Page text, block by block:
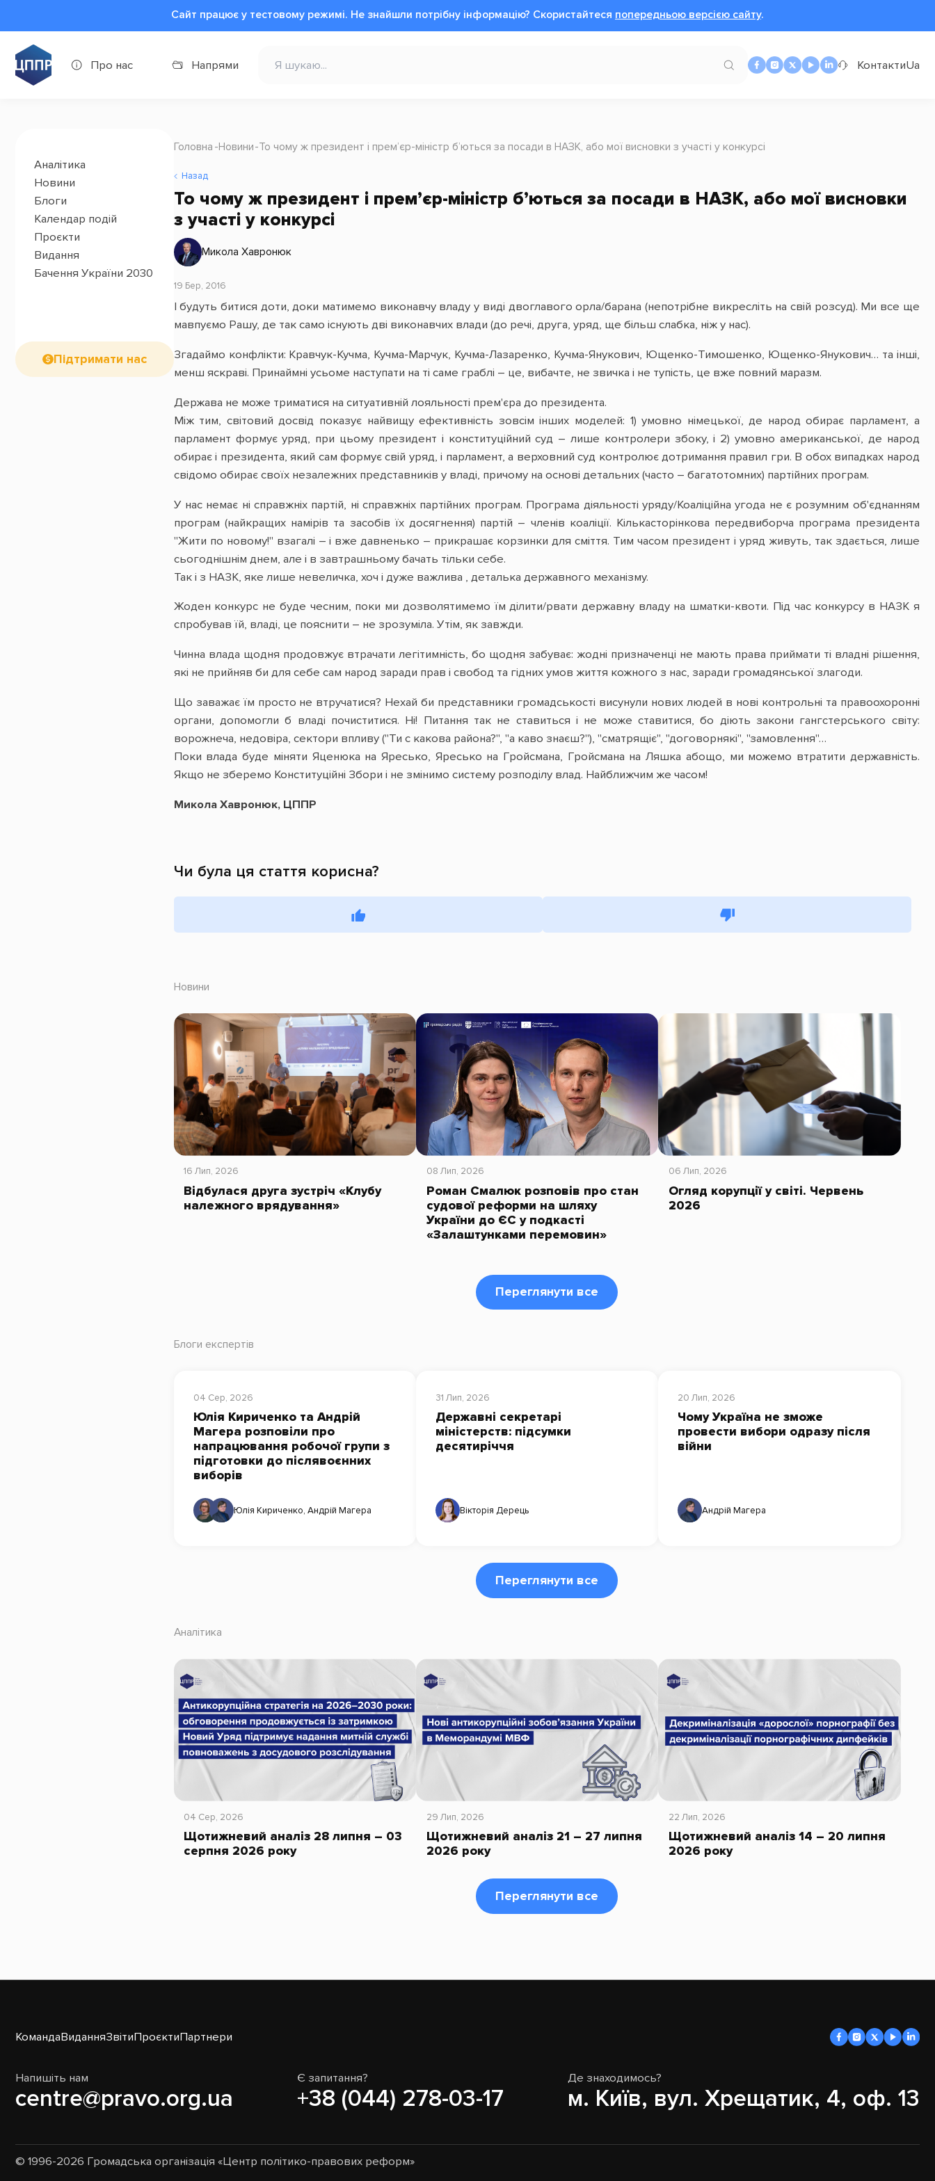
Сайт працює у тестовому режимі. Не знайшли потрібну інформацію? Cкористайтеся попередньою версією сайту.
Про нас Напрями КонтактиUa
Аналітика
Новини
Блоги
Календар подій
Проєкти
Видання
Бачення України 2030
Підтримати нас
Головна Новини То чому ж президент і прем’єр-міністр б’ються за посади в НАЗК, або мої висновки з участі у конкурсі
Назад
То чому ж президент і прем’єр-міністр б’ються за посади в НАЗК, або мої висновки
з участі у конкурсі
Микола Хавронюк
19 Бер, 2016
І будуть битися доти, доки матимемо виконавчу владу у виді двоглавого орла/барана (непотрібне викресліть на свій розсуд). Ми все ще
мавпуємо Рашу, де так само існують дві виконавчих влади (до речі, друга, уряд, ще більш слабка, ніж у нас).
Згадаймо конфлікти: Кравчук-Кучма, Кучма-Марчук, Кучма-Лазаренко, Кучма-Янукович, Ющенко-Тимошенко, Ющенко-Янукович… та інші,
менш яскраві. Принаймні усьоме наступати на ті саме граблі – це, вибачте, не звичка і не тупість, це вже повний маразм.
Держава не може триматися на ситуативній лояльності прем'єра до президента.
Між тим, світовий досвід показує найвищу ефективність зовсім інших моделей: 1) умовно німецької, де народ обирає парламент, а
парламент формує уряд, при цьому президент і конституційний суд – лише контролери збоку, і 2) умовно американської, де народ
обирає і президента, який сам формує свій уряд, і парламент, а верховний суд контролює дотримання правил гри. В обох випадках народ
свідомо обирає своїх незалежних представників у владі, причому на основі детальних (часто – багатотомних) партійних програм.
У нас немає ні справжніх партій, ні справжніх партійних програм. Програма діяльності уряду/Коаліційна угода не є розумним об'єднанням
програм (найкращих намірів та засобів їх досягнення) партій – членів коаліції. Кількасторінкова передвиборча програма президента
"Жити по новому!" взагалі – і вже давненько – прикрашає корзинки для сміття. Тим часом президент і уряд живуть, так здається, лише
сьогоднішнім днем, але і в завтрашньому бачать тільки себе.
Так і з НАЗК, яке лише невеличка, хоч і дуже важлива , деталька державного механізму.
Жоден конкурс не буде чесним, поки ми дозволятимемо їм ділити/рвати державну владу на шматки-квоти. Під час конкурсу в НАЗК я
спробував їй, владі, це пояснити – не зрозуміла. Утім, як завжди.
Чинна влада щодня продовжує втрачати легітимність, бо щодня забуває: жодні призначенці не мають права приймати ті владні рішення,
які не прийняв би для себе сам народ заради прав і свобод та гідних умов життя кожного з нас, заради громадянської злагоди.
Що заважає їм просто не втручатися? Нехай би представники громадськості висунули нових людей в нові контрольні та правоохоронні
органи, допомогли б владі почиститися. Ні! Питання так не ставиться і не може ставитися, бо діють закони гангстерського світу:
ворожнеча, недовіра, сектори впливу ("Ти с какова района?", "а каво знаєш?"), "сматрящіє", "договорнякі", "замовлення"…
Поки влада буде міняти Яценюка на Яресько, Яресько на Гройсмана, Гройсмана на Ляшка абощо, ми можемо втратити державність.
Якщо не зберемо Конституційні Збори і не змінимо систему розподілу влад. Найближчим же часом!
Микола Хавронюк, ЦППР
Чи була ця стаття корисна?
Новини
16 Лип, 2026
Відбулася друга зустріч «Клубу
належного врядування»
08 Лип, 2026
Роман Смалюк розповів про стан
судової реформи на шляху
України до ЄС у подкасті
«Залаштунками перемовин»
06 Лип, 2026
Огляд корупції у світі. Червень
2026
Переглянути все
Блоги експертів
04 Сер, 2026
Юлія Кириченко та Андрій
Магера розповіли про
напрацювання робочої групи з
підготовки до післявоєнних
виборів
Юлія Кириченко, Андрій Магера
31 Лип, 2026
Державні секретарі
міністерств: підсумки
десятиріччя
Вікторія Дерець
20 Лип, 2026
Чому Україна не зможе
провести вибори одразу після
війни
Андрій Магера
Переглянути все
Аналітика
04 Сер, 2026
Щотижневий аналіз 28 липня – 03
серпня 2026 року
29 Лип, 2026
Щотижневий аналіз 21 – 27 липня
2026 року
22 Лип, 2026
Щотижневий аналіз 14 – 20 липня
2026 року
Переглянути все
КомандаВиданняЗвітиПроєктиПартнери
Напишіть нам
centre@pravo.org.ua
Є запитання?
+38 (044) 278-03-17
Де знаходимось?
м. Київ, вул. Хрещатик, 4, оф. 13
© 1996-2026 Громадська організація «Центр політико-правових реформ»